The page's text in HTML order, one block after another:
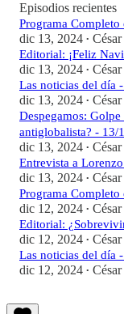
Episodios recientes
Programa
dic 13, 2024 •
Editorial: ¡Feliz
dic 13, 2024 •
Las noticias del día
dic 13, 2024 •
Despegamos:
antiglobalista? - 13/
dic 13, 2024 •
Entrevista a
dic 13, 2024 •
Programa
dic 12, 2024 •
Editorial:
dic 12, 2024 •
Las noticias del día
dic 12, 2024 •